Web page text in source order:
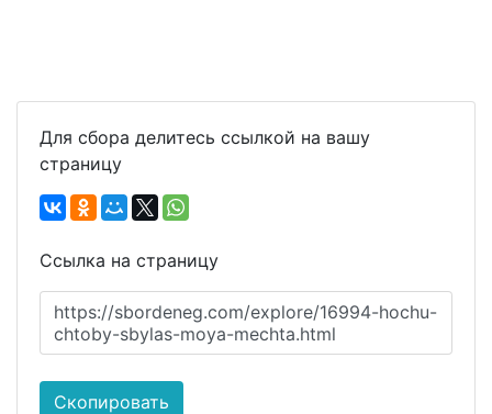
Для сбора делитесь ссылкой на вашу
страницу
Ссылка на страницу
https://sbordeneg.com/explore/16994-hochu-
chtoby-sbylas-moya-mechta.html
Скопировать